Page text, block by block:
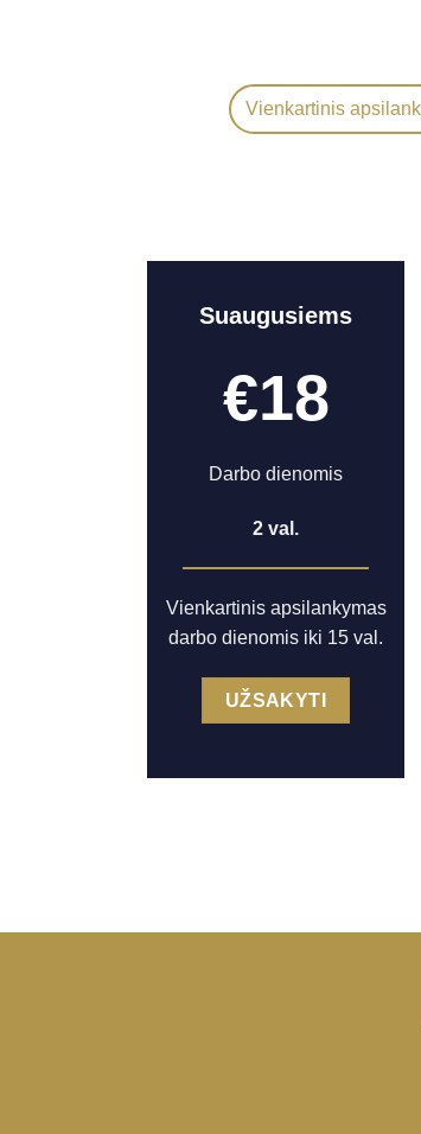
Vienkartinis
Suaugusiems
€18
Darbo dienomis
2 val.
Vienkartinis apsilankymas
darbo dienomis iki 15 val.
UŽSAKYTI